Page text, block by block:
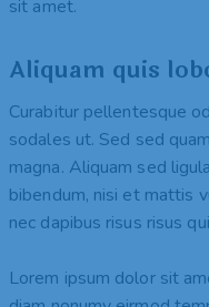
sit amet.
Aliquam quis
Curabitur pellentesque
sodales ut. Sed sed
magna. Aliquam sed
bibendum, nisi et mattis
nec dapibus risus risus
Lorem ipsum dolor sit